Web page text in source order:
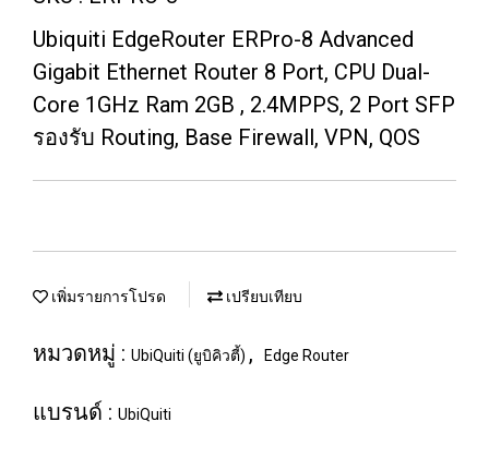
Ubiquiti EdgeRouter ERPro-8 Advanced
Gigabit Ethernet Router 8 Port, CPU Dual-
Core 1GHz Ram 2GB , 2.4MPPS, 2 Port SFP
รองรับ Routing, Base Firewall, VPN, QOS
เพิ่มรายการโปรด เปรียบเทียบ
หมวดหมู่ : UbiQuiti (ยูบิคิวตี้) , Edge Router
แบรนด์ : UbiQuiti